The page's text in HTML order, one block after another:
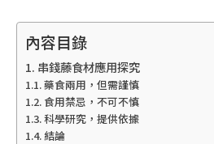
內容目錄
串錢藤食材應用探究
藥食兩用，但需謹慎
食用禁忌，不可不慎
科學研究，提供依據
結論